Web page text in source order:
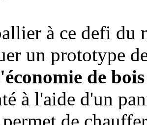
à ce defi du
un prototype
de
à l'aide d'un